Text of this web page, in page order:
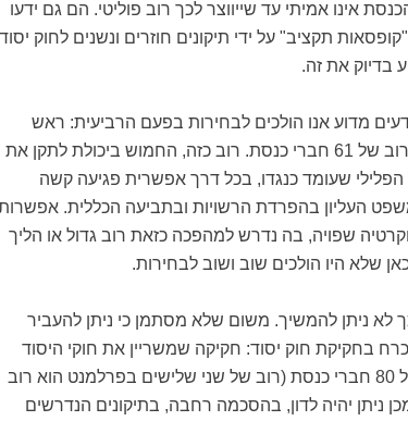
אינו אמיתי עד שייווצר לכך רוב פוליטי. הם גם ידעו
תקציב" על ידי תיקונים חוזרים ונשנים לחוק יסוד
בדיוק את זה.
מדוע אנו הולכים לבחירות בפעם הרביעית: ראש
הממשלה ותומכיו מנסים להשיג רוב של 61 חברי כנסת. רוב כזה, החמוש ביכולת לתקן את
הפלילי שעומד כנגדו, בכל דרך אפשרית פגיעה קשה
העליון בהפרדת הרשויות ובתביעה הכללית.
שפויה, בה נדרש למהפכה כזאת רוב גדול או הליך
שלא היו הולכים שוב ושוב לבחירות.
לא ניתן להמשיך. משום שלא מסתמן כי ניתן להעביר
בחקיקת חוק יסוד: חקיקה שמשריין את חוקי היסוד
הקיימים ברוב גדול, אפילו רוב של 80 חברי כנסת (רוב של שני שלישים בפרלמנט הוא רוב
ניתן יהיה לדון, בהסכמה רחבה, בתיקונים הנדרשים